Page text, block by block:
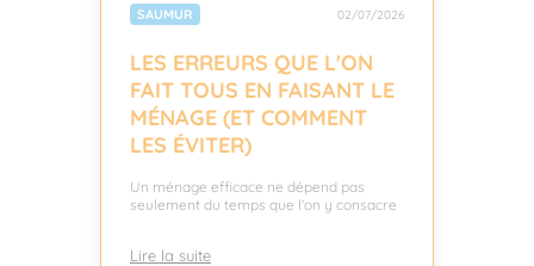
SAUMUR 02/07/2026
LES ERREURS QUE L'ON
FAIT TOUS EN FAISANT LE
MÉNAGE (ET COMMENT
LES ÉVITER)
Un ménage efficace ne dépend pas
seulement du temps que l'on y consacre
Lire la suite